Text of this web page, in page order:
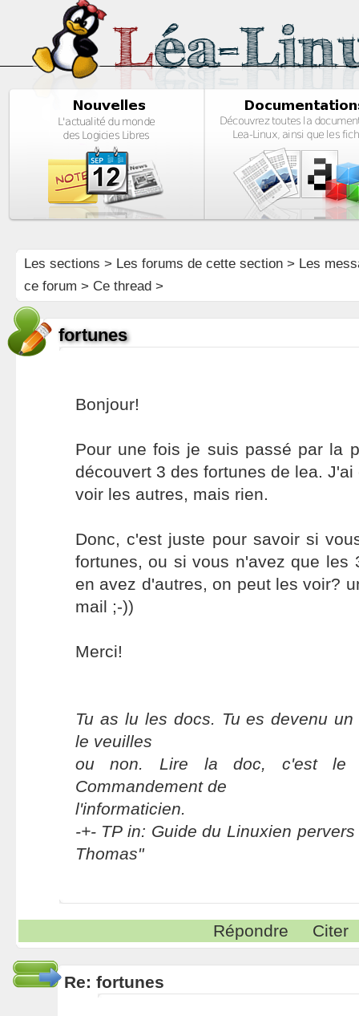
Les sections > Les forums de cette section> Les
ce forum > Ce thread >
fortunes
Bonjour!
Pour une fois je suis passé par la
découvert 3 des fortunes de lea.
voir les autres, mais rien.
Donc, c'est juste pour savoir si
fortunes, ou si vous n'avez que les
en avez d'autres, on peut les voir?
mail ;-))
Merci!
Tu as lu les docs. Tu es devenu
le veuilles
ou non. Lire la doc, c'est le
Commandement de
l'informaticien.
-+- TP in: Guide du Linuxien
Thomas"
Répondre Citer
Re: fortunes